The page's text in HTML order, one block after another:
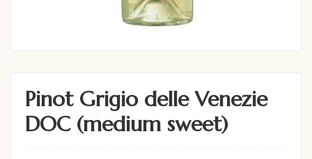
Pinot Grigio delle Venezie
DOC (medium sweet)